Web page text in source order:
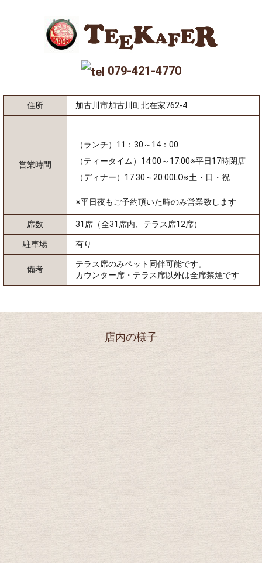
079-421-4770
住所 加古川市加古川町北在家762-4
営業時間
（ランチ）11：30～14：00
（ティータイム）14:00～17:00※平日17時閉店
（ディナー）17:30～20:00LO※土・日・祝
※平日夜もご予約頂いた時のみ営業致します
席数 31席（全31席内、テラス席12席）
駐車場 有り
備考
テラス席のみペット同伴可能です。
カウンター席・テラス席以外は全席禁煙です
店内の様子